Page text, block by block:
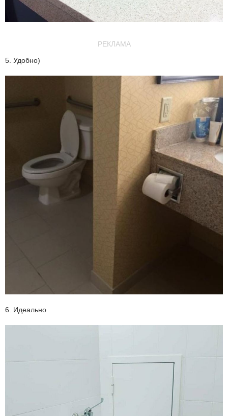
РЕКЛАМА
5. Удобно)
6. Идеально